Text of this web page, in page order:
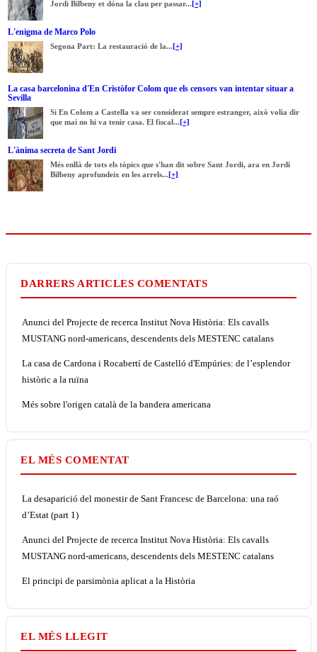
Jordi Bilbeny et dóna la clau per passar...[+]
L'enigma de Marco Polo
Segona Part: La restauració de la...[+]
La casa barcelonina d'En Cristòfor Colom que els censors van intentar situar a
Sevilla
Si En Colom a Castella va ser considerat sempre estranger, això volia dir
que mai no hi va tenir casa. El fiscal...[+]
L'ànima secreta de Sant Jordi
Més enllà de tots els tòpics que s'han dit sobre Sant Jordi, ara en Jordi
Bilbeny aprofundeix en les arrels...[+]
DARRERS ARTICLES COMENTATS
Anunci del Projecte de recerca Institut Nova Història: Els cavalls
MUSTANG nord-americans, descendents dels MESTENC catalans
La casa de Cardona i Rocabertí de Castelló d'Empúries: de l’esplendor
històric a la ruïna
Més sobre l'origen català de la bandera americana
EL MÉS COMENTAT
La desaparició del monestir de Sant Francesc de Barcelona: una raó
d’Estat (part 1)
Anunci del Projecte de recerca Institut Nova Història: Els cavalls
MUSTANG nord-americans, descendents dels MESTENC catalans
El principi de parsimònia aplicat a la Història
EL MÉS LLEGIT